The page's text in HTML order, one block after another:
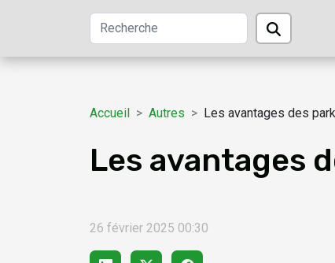
Accueil Autres Les avantages des
Les avantages
26 février 2025 00:30